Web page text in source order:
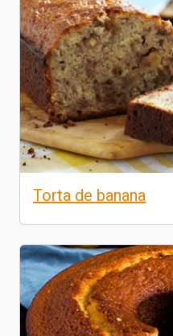
Torta de banana